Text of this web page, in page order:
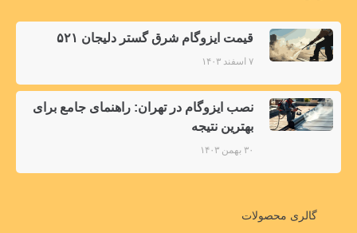
قیمت ایزوگام شرق گستر دلیجان ۵۲۱
۷ اسفند ۱۴۰۳
نصب ایزوگام در تهران: راهنمای جامع برای
بهترین نتیجه
۳۰ بهمن ۱۴۰۳
گالری محصولات